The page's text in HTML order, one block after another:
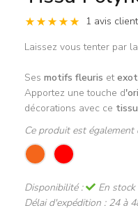
1 avis client
Laissez vous tenter par
Ses motifs fleuris et
Apportez une touche d
décorations avec ce tissu
Ce produit est
Disponibilité :
En stock
Délai d'expédition : 24 à